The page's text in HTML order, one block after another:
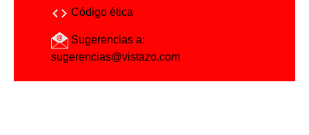
Código ética
Sugerencias a:
sugerencias@vistazo.com